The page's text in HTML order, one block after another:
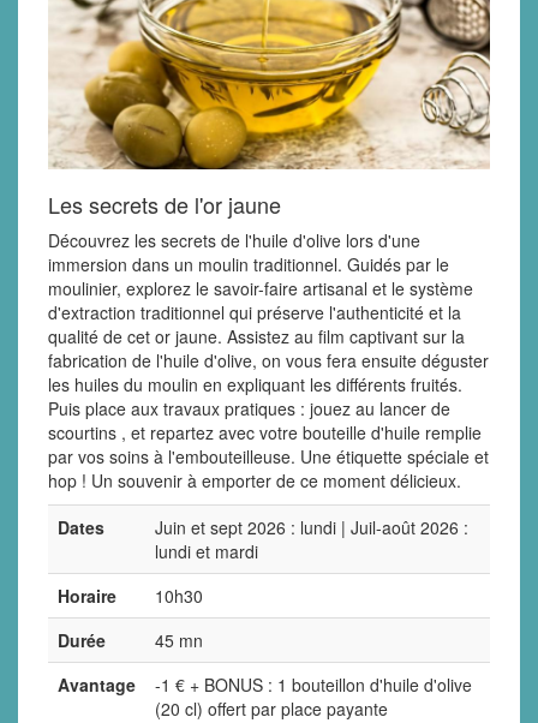
Les secrets de l'or jaune
Découvrez les secrets de l'huile d'olive lors d'une
immersion dans un moulin traditionnel. Guidés par le
moulinier, explorez le savoir-faire artisanal et le système
d'extraction traditionnel qui préserve l'authenticité et la
qualité de cet or jaune. Assistez au film captivant sur la
fabrication de l'huile d'olive, on vous fera ensuite déguster
les huiles du moulin en expliquant les différents fruités.
Puis place aux travaux pratiques : jouez au lancer de
scourtins , et repartez avec votre bouteille d'huile remplie
par vos soins à l'embouteilleuse. Une étiquette spéciale et
hop ! Un souvenir à emporter de ce moment délicieux.
Dates
Juin et sept 2026 : lundi | Juil-août 2026 :
lundi et mardi
Horaire
10h30
Durée
45 mn
Avantage
-1 € + BONUS : 1 bouteillon d'huile d'olive
(20 cl) offert par place payante